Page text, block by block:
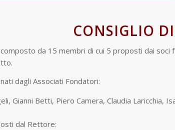
CONSIGLIO
da 15 membri di cui 5 proposti dai
dagli Associati Fondatori:
Gianni Betti, Piero Camera, Claudia Laricchia,
dal Rettore: